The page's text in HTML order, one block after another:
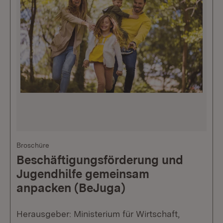
Broschüre
Beschäftigungsförderung und
Jugendhilfe gemeinsam
anpacken (BeJuga)
Herausgeber: Ministerium für Wirtschaft,